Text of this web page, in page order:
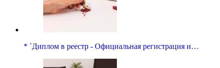
* `Диплом в реестр - Официальная регистрация и…